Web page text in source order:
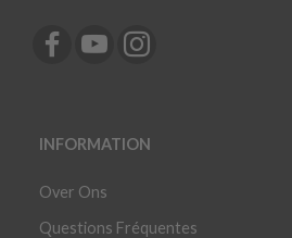
INFORMATION
Over Ons
Questions Fréquentes